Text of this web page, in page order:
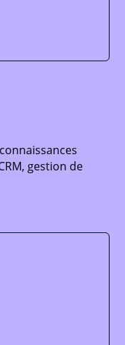
gestion de